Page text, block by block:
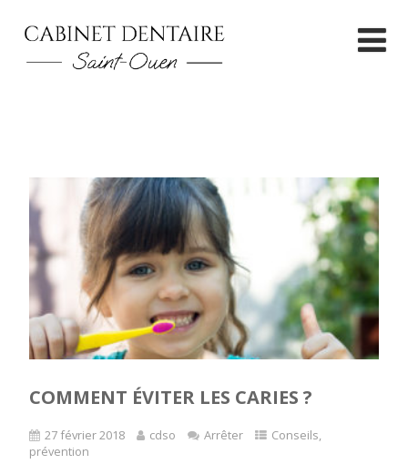
COMMENT ÉVITER LES CARIES ?
27 février 2018 cdso Arrêter Conseils,
prévention